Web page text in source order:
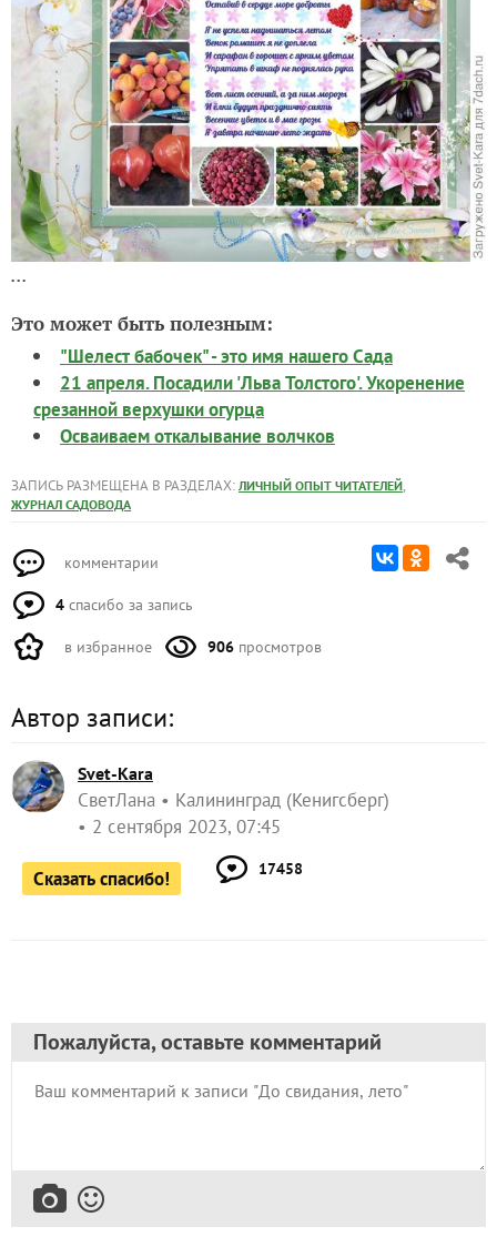
...
Это может быть полезным:
"Шелест бабочек" - это имя нашего Сада
21 апреля. Посадили 'Льва Толстого'. Укоренение
срезанной верхушки огурца
Осваиваем откалывание волчков
ЗАПИСЬ РАЗМЕЩЕНА В РАЗДЕЛАХ: ЛИЧНЫЙ ОПЫТ ЧИТАТЕЛЕЙ,
ЖУРНАЛ САДОВОДА
комментарии
4 спасибо за запись
в избранное 906 просмотров
Автор записи:
Svet-Kara
СветЛана
Калининград (Кенигсберг)
2 сентября 2023, 07:45
Сказать спасибо! 17458
Пожалуйста, оставьте комментарий